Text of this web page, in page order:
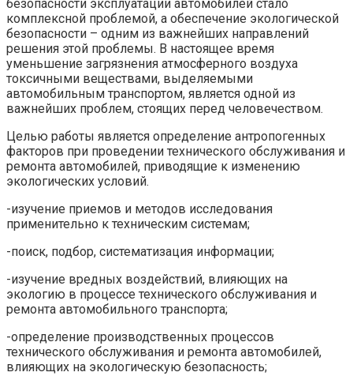
безопасности эксплуатации автомобилей стало
комплексной проблемой, а обеспечение экологической
безопасности – одним из важнейших направлений
решения этой проблемы. В настоящее время
уменьшение загрязнения атмосферного воздуха
токсичными веществами, выделяемыми
автомобильным транспортом, является одной из
важнейших проблем, стоящих перед человечеством.
Целью работы является определение антропогенных
факторов при проведении технического обслуживания и
ремонта автомобилей, приводящие к изменению
экологических условий.
-изучение приемов и методов исследования
применительно к техническим системам;
-поиск, подбор, систематизация информации;
-изучение вредных воздействий, влияющих на
экологию в процессе технического обслуживания и
ремонта автомобильного транспорта;
-определение производственных процессов
технического обслуживания и ремонта автомобилей,
влияющих на экологическую безопасность;